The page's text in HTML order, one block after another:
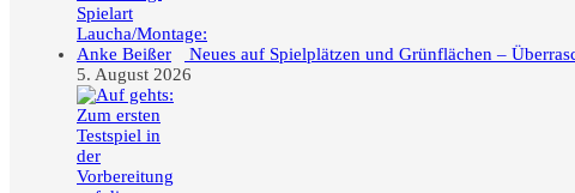
Neues auf Spielplätzen und Grünflächen –
5. August 2026